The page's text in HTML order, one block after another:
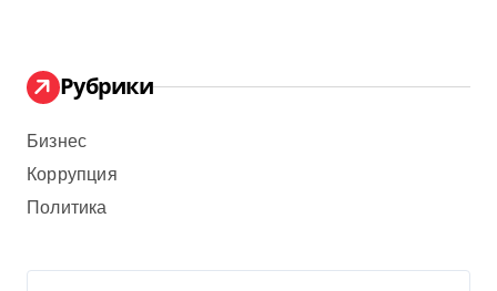
Рубрики
Бизнес
Коррупция
Политика